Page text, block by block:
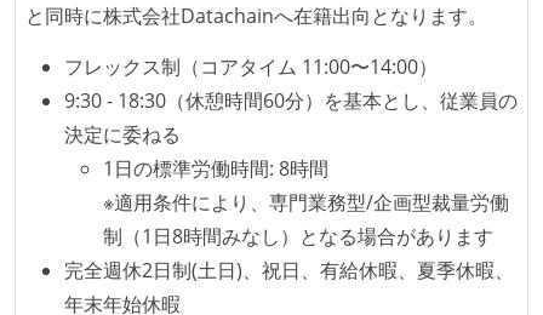
ついて話す場が設けられている
年収800万円以上のエンジニアに、マネジメントの役
割を持たない人がいる
技術カルチャー
CTO またはそれに準じる、技術やワークフローの標準
化を行う役割の人・部門が存在する
取締役（社内）または執行役員として、エンジニアリ
ング部門の人間が経営に参加している
と同時に株式会社Datachainへ在籍出向となります。
フレックス制（コアタイム 11:00〜14:00）
9:30 - 18:30（休憩時間60分）を基本とし、従業員の
決定に委ねる
1日の標準労働時間: 8時間
※適用条件により、専門業務型/企画型裁量労働
制（1日8時間みなし）となる場合があります
完全週休2日制(土日)、祝日、有給休暇、夏季休暇、
年末年始休暇